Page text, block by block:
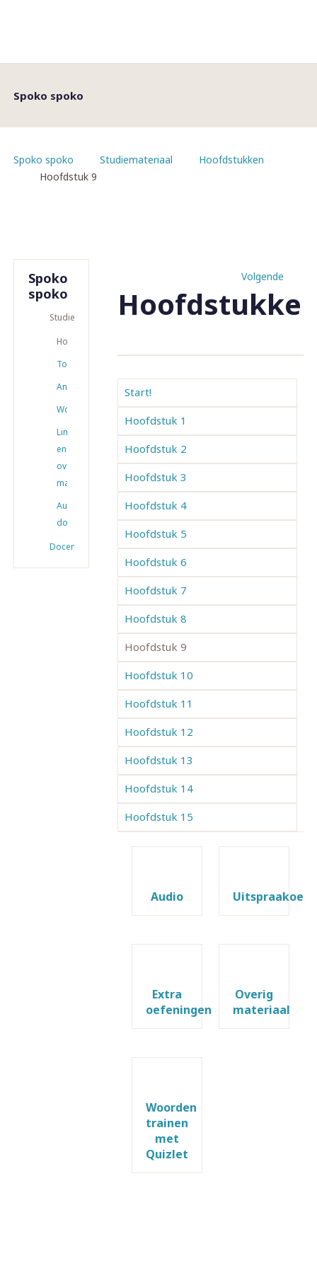
Spoko spoko
Spoko spoko Studiemateriaal
Hoofdstukken
Hoofdstuk 9
Spoko
spoko
Studiemateriaal
Hoofdstukken
Toetsen
Antwoorden
Woordenlijsten
Links
en
overig
materiaal
Audio
downloaden
Docenten
Volgende
Start!
Hoofdstuk 1
Hoofdstuk 2
Hoofdstuk 3
Hoofdstuk 4
Hoofdstuk 5
Hoofdstuk 6
Hoofdstuk 7
Hoofdstuk 8
Hoofdstuk 9
Hoofdstuk 10
Hoofdstuk 11
Hoofdstuk 12
Hoofdstuk 13
Hoofdstuk 14
Hoofdstuk 15
Audio
Extra
oefeningen
Overig
materiaal
Woorden
trainen
met
Quizlet